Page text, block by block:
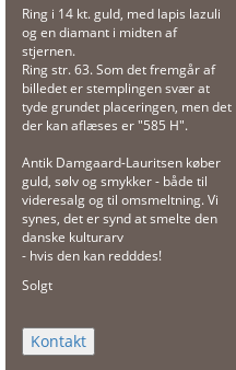
Ring i 14 kt. guld, med lapis lazuli
og en diamant i midten af
stjernen.
Ring str. 63. Som det fremgår af
billedet er stemplingen svær at
tyde grundet placeringen, men det
der kan aflæses er "585 H".
Antik Damgaard-Lauritsen køber
guld, sølv og smykker - både til
videresalg og til omsmeltning. Vi
synes, det er synd at smelte den
danske kulturarv
- hvis den kan redddes!
Solgt